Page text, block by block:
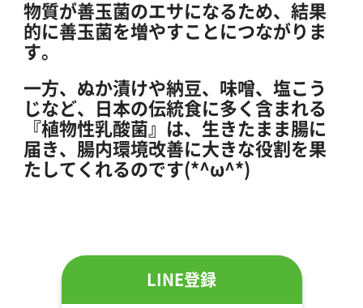
物質が善玉菌のエサになるため、結果
的に善玉菌を増やすことにつながりま
す。
一方、ぬか漬けや納豆、味噌、塩こう
じなど、日本の伝統食に多く含まれる
『植物性乳酸菌』は、生きたまま腸に
届き、腸内環境改善に大きな役割を果
たしてくれるのです(*^ω^*)
LINE登録